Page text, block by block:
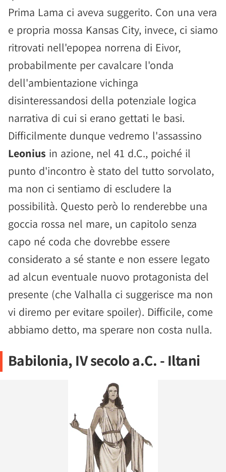
Prima Lama ci aveva suggerito. Con una vera
e propria mossa Kansas City, invece, ci siamo
ritrovati nell'epopea norrena di Eivor,
probabilmente per cavalcare l'onda
dell'ambientazione vichinga
disinteressandosi della potenziale logica
narrativa di cui si erano gettati le basi.
Difficilmente dunque vedremo l'assassino
Leonius in azione, nel 41 d.C., poiché il
punto d'incontro è stato del tutto sorvolato,
ma non ci sentiamo di escludere la
possibilità. Questo però lo renderebbe una
goccia rossa nel mare, un capitolo senza
capo né coda che dovrebbe essere
considerato a sé stante e non essere legato
ad alcun eventuale nuovo protagonista del
presente (che Valhalla ci suggerisce ma non
vi diremo per evitare spoiler). Difficile, come
abbiamo detto, ma sperare non costa nulla.
Babilonia, IV secolo a.C. - Iltani